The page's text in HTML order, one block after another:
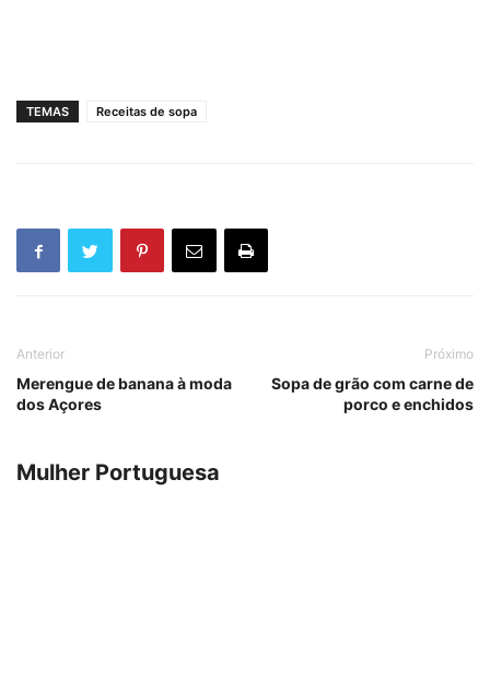
TEMAS Receitas de sopa
Anterior
Merengue de banana à moda
dos Açores
Próximo
Sopa de grão com carne de
porco e enchidos
Mulher Portuguesa